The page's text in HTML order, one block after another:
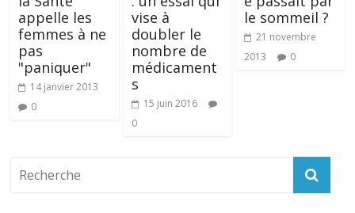
appelle les
femmes à ne
pas
"paniquer"
14 janvier 2013
0
vise à
doubler le
nombre de
médicament
s
15 juin 2016
0
le sommeil ?
21 novembre
2013
0